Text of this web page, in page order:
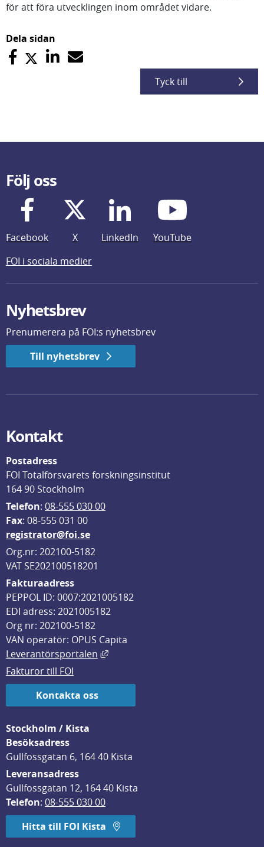
för att föra utvecklingen inom området vidare.
Dela sidan
Tyck till
Följ oss
Facebook X LinkedIn
YouTube
FOI i sociala medier
Nyhetsbrev
Prenumerera på FOI:s nyhetsbrev
Till nyhetsbrev
Kontakt
Postadress
FOI Totalförsvarets forskningsinstitut
164 90 Stockholm
Telefon: 08-555 030 00
Fax: 08-555 031 00
registrator@foi.se
Org.nr: 202100-5182
VAT SE202100518201
Fakturaadress
PEPPOL ID: 0007:2021005182
EDI adress: 2021005182
Org nr: 202100-5182
VAN operatör: OPUS Capita
Leverantörsportalen
Länk till annan webbplats, öppnas
Fakturor till FOI
Kontakta oss
Stockholm / Kista
Besöksadress
Gullfossgatan 6, 164 40 Kista
Leveransadress
Gullfossgatan 12, 164 40 Kista
Telefon: 08-555 030 00
Hitta till FOI Kista